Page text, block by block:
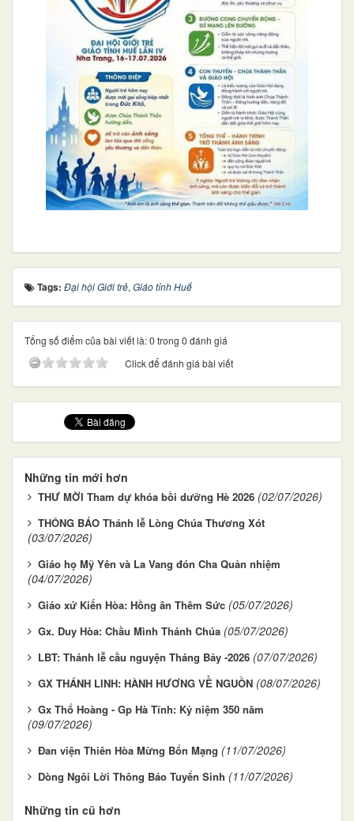
Tags: Đại hội Giới trẻ, Giáo tỉnh Huế
Tổng số điểm của bài viết là: 0 trong 0 đánh giá
Click để đánh giá bài viết
Những tin mới hơn
THƯ MỜI Tham dự khóa bồi dưỡng Hè 2026 (02/07/2026)
THÔNG BÁO Thánh lễ Lòng Chúa Thương Xót
(03/07/2026)
Giáo họ Mỹ Yên và La Vang đón Cha Quản nhiệm
(04/07/2026)
Giáo xứ Kiến Hòa: Hồng ân Thêm Sức (05/07/2026)
Gx. Duy Hòa: Chầu Mình Thánh Chúa (05/07/2026)
LBT: Thánh lễ cầu nguyện Tháng Bảy -2026 (07/07/2026)
GX THÁNH LINH: HÀNH HƯƠNG VỀ NGUỒN (08/07/2026)
Gx Thổ Hoàng - Gp Hà Tĩnh: Kỷ niệm 350 năm
(09/07/2026)
Đan viện Thiên Hòa Mừng Bổn Mạng (11/07/2026)
Dòng Ngôi Lời Thông Báo Tuyển Sinh (11/07/2026)
Những tin cũ hơn